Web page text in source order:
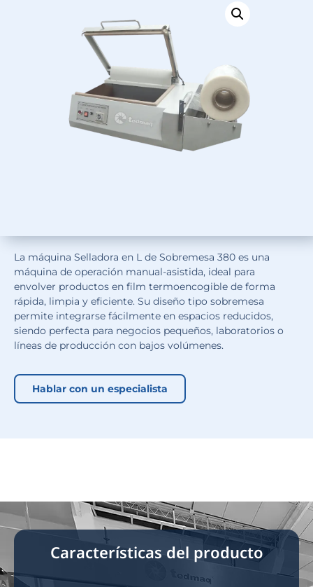
La máquina Selladora en L de Sobremesa 380 es una
máquina de operación manual-asistida, ideal para
envolver productos en film termoencogible de forma
rápida, limpia y eficiente. Su diseño tipo sobremesa
permite integrarse fácilmente en espacios reducidos,
siendo perfecta para negocios pequeños, laboratorios o
líneas de producción con bajos volúmenes.
Hablar con un especialista
Características del producto